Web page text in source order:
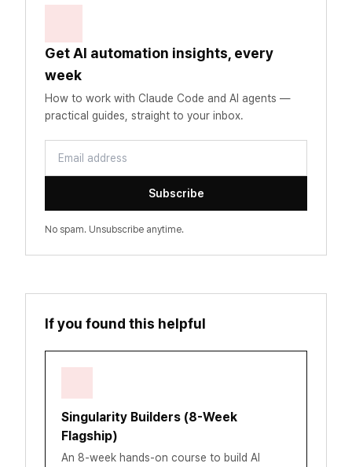
Get AI automation insights, every
week
How to work with Claude Code and AI agents —
practical guides, straight to your inbox.
Subscribe
No spam. Unsubscribe anytime.
If you found this helpful
Singularity Builders (8-Week
Flagship)
An 8-week hands-on course to build AI